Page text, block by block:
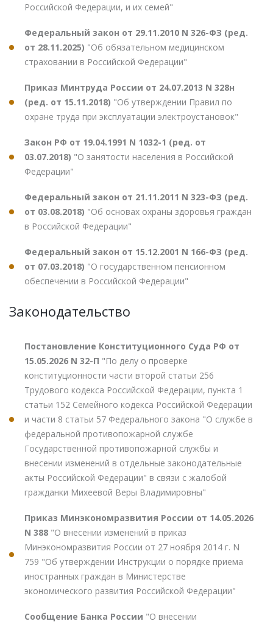
Российской Федерации, и их семей"
Федеральный закон от 29.11.2010 N 326-ФЗ (ред.
от 28.11.2025) "Об обязательном медицинском
страховании в Российской Федерации"
Приказ Минтруда России от 24.07.2013 N 328н
(ред. от 15.11.2018) "Об утверждении Правил по
охране труда при эксплуатации электроустановок"
Закон РФ от 19.04.1991 N 1032-1 (ред. от
03.07.2018) "О занятости населения в Российской
Федерации"
Федеральный закон от 21.11.2011 N 323-ФЗ (ред.
от 03.08.2018) "Об основах охраны здоровья граждан
в Российской Федерации"
Федеральный закон от 15.12.2001 N 166-ФЗ (ред.
от 07.03.2018) "О государственном пенсионном
обеспечении в Российской Федерации"
Законодательство
Постановление Конституционного Суда РФ от
15.05.2026 N 32-П "По делу о проверке
конституционности части второй статьи 256
Трудового кодекса Российской Федерации, пункта 1
статьи 152 Семейного кодекса Российской Федерации
и части 8 статьи 57 Федерального закона "О службе в
федеральной противопожарной службе
Государственной противопожарной службы и
внесении изменений в отдельные законодательные
акты Российской Федерации" в связи с жалобой
гражданки Михеевой Веры Владимировны"
Приказ Минэкономразвития России от 14.05.2026
N 388 "О внесении изменений в приказ
Минэкономразвития России от 27 ноября 2014 г. N
759 "Об утверждении Инструкции о порядке приема
иностранных граждан в Министерстве
экономического развития Российской Федерации"
Сообщение Банка России "О внесении